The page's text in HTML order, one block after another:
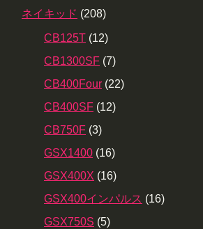
ネイキッド (208)
CB125T (12)
CB1300SF (7)
CB400Four (22)
CB400SF (12)
CB750F (3)
GSX1400 (16)
GSX400X (16)
GSX400インパルス (16)
GSX750S (5)